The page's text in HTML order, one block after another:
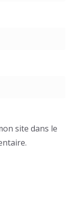
site dans le